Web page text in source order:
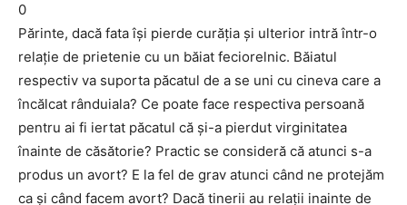
0
Părinte, dacă fata îşi pierde curăţia şi ulterior intră într-o
relaţie de prietenie cu un băiat feciorelnic. Băiatul
respectiv va suporta păcatul de a se uni cu cineva care a
încălcat rânduiala? Ce poate face respectiva persoană
pentru ai fi iertat păcatul că şi-a pierdut virginitatea
înainte de căsătorie? Practic se consideră că atunci s-a
produs un avort? E la fel de grav atunci când ne protejăm
ca şi când facem avort? Dacă tinerii au relaţii inainte de